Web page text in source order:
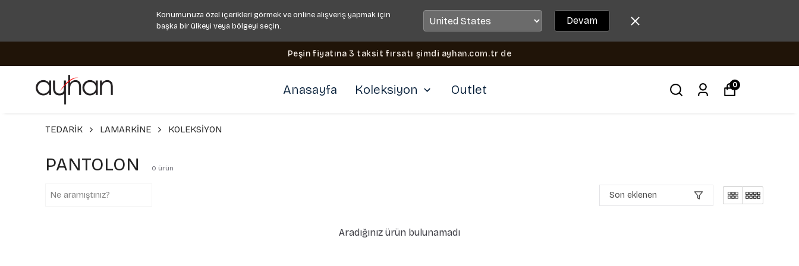
Konumunuza özel içerikleri görmek ve online alışveriş yapmak için
başka bir ülkeyi veya bölgeyi seçin.
Devam
Peşin fiyatına 3 taksit fırsatı şimdi ayhan.com.tr de
Anasayfa Koleksiyon Outlet 0
TEDARİK LAMARKİNE KOLEKSİYON
PANTOLON 0 ürün
Son eklenen
Aradığınız ürün bulunamadı